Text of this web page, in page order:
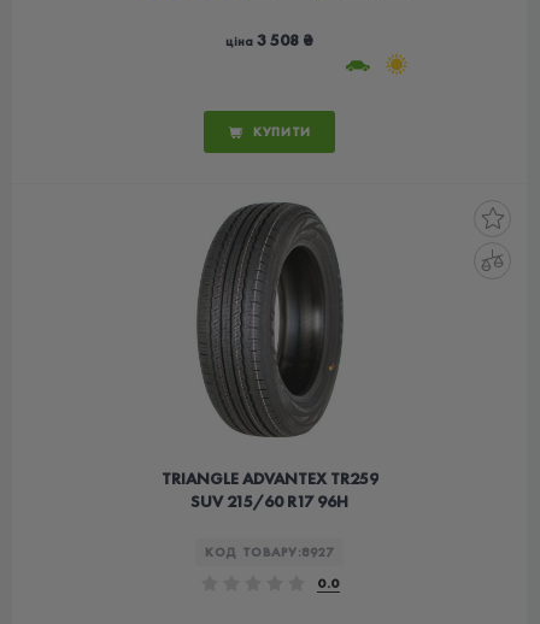
ціна 3 508 ₴
КУПИТИ
TRIANGLE ADVANTEX TR259
SUV 215/60 R17 96H
КОД ТОВАРУ:8927
0.0